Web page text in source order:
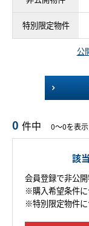
特別限定物件
公
0 件中 0～0を表示
該
会員登録で非公
※購入希望条件に
※特別限定物件に